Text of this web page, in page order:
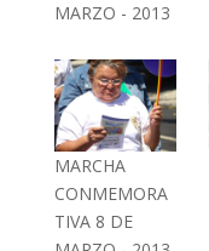
MARZO - 2013
MARCHA
CONMEMORA
TIVA 8 DE